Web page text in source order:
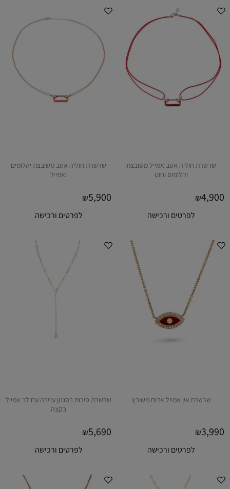
שרשרת חוליה אטב אמייל משובצת
יהלומים וחוט
₪4,900
לפרטים ורכישה
שרשרת חוליה אטב משובצת יהלומים
ואמייל
₪5,900
לפרטים ורכישה
שרשרת עין אמייל אדום משובץ
₪3,990
לפרטים ורכישה
שרשרת סיכות בסגנון עניבה עם לב אמייל
בקצה
₪5,690
לפרטים ורכישה